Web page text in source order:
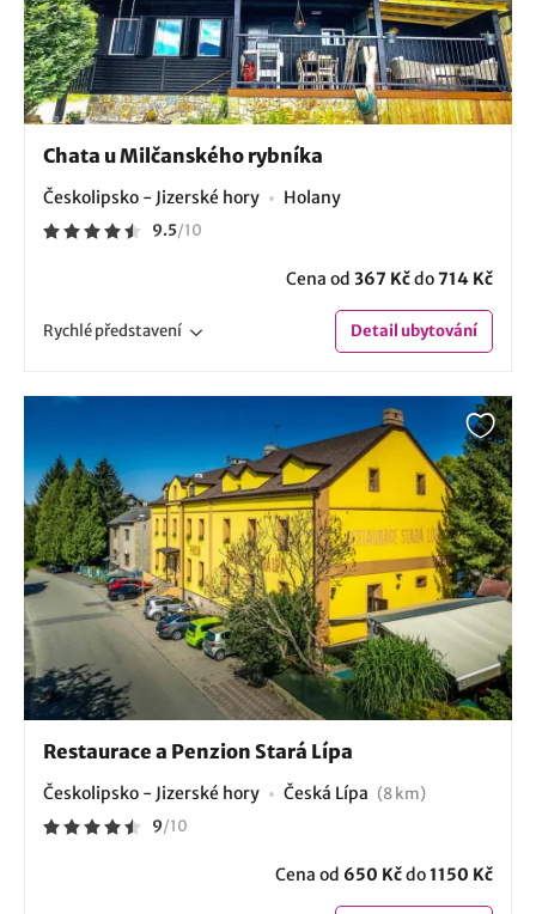
Chata u Milčanského rybníka
Českolipsko - Jizerské hory Holany
9.5/10
Cena od 367 Kčdo714 Kč
Rychlépředstavení Detailubytování
Restaurace a Penzion Stará Lípa
Českolipsko - Jizerské hory Česká Lípa (8 km)
9/10
Cena od 650 Kčdo1150 Kč